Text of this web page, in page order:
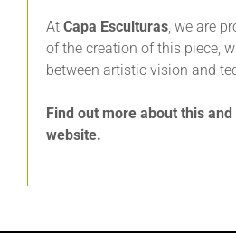
At Capa Esculturas, we are
of the creation of this piece,
between artistic vision and
Find out more about this
website.